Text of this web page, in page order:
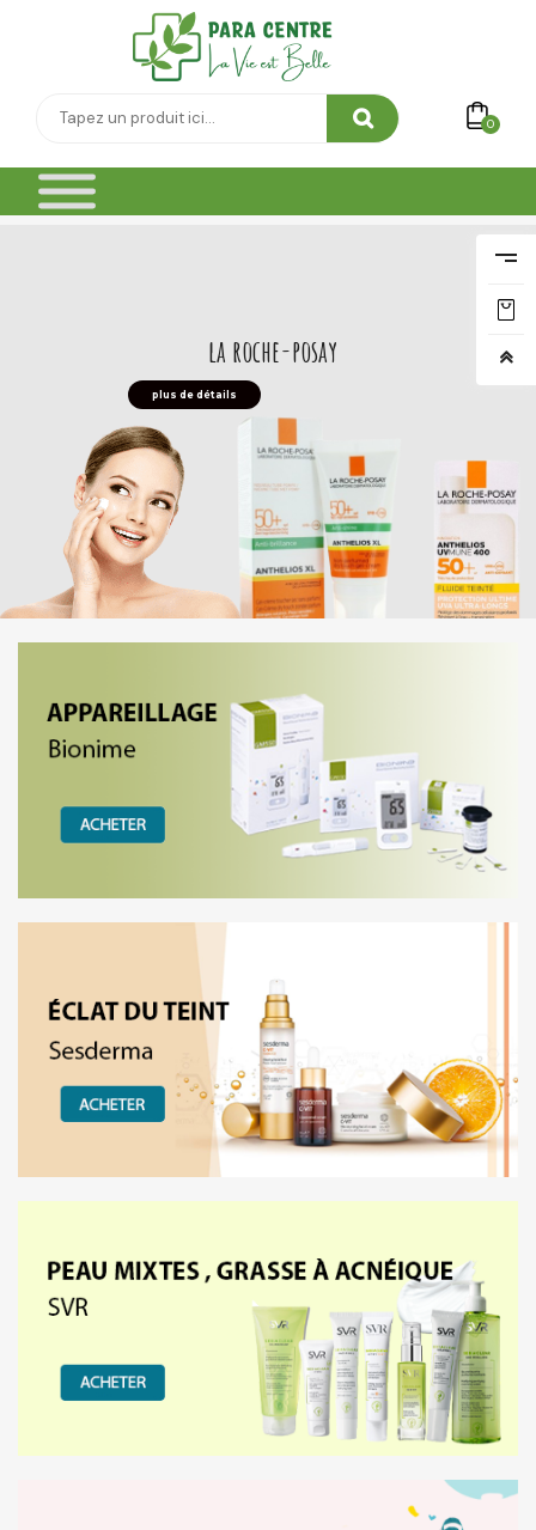
0
plus de détails
la roche-posay